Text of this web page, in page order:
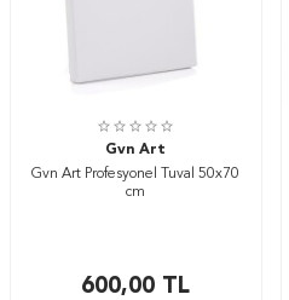
Gvn Art
Gvn Art Profesyonel Tuval 50x70
cm
600,00 TL